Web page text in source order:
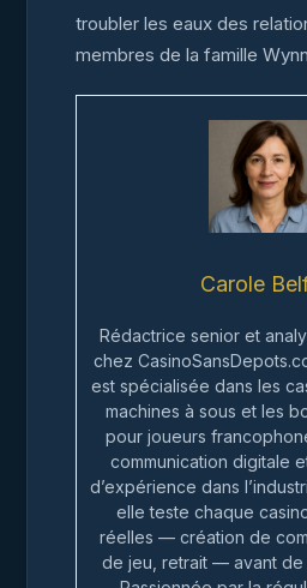
troubler les eaux des
membres de la famille
Carole
Rédactrice senior et
chez
est spécialisée dans les
machines à sous et les
pour joueurs
communication digitale
d’expérience dans
elle teste chaque
réelles — création de
de jeu, retrait — avant de